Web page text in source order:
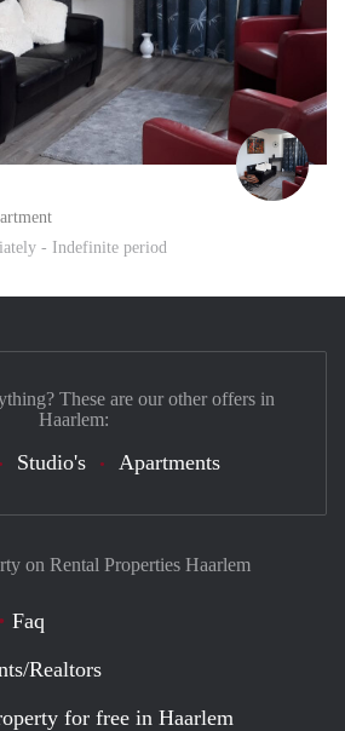
- Indefinite period
on Rental Properties Haarlem
Faq
Realtors
for free in Haarlem
These are our other offers in
Haarlem:
Studio's Apartments